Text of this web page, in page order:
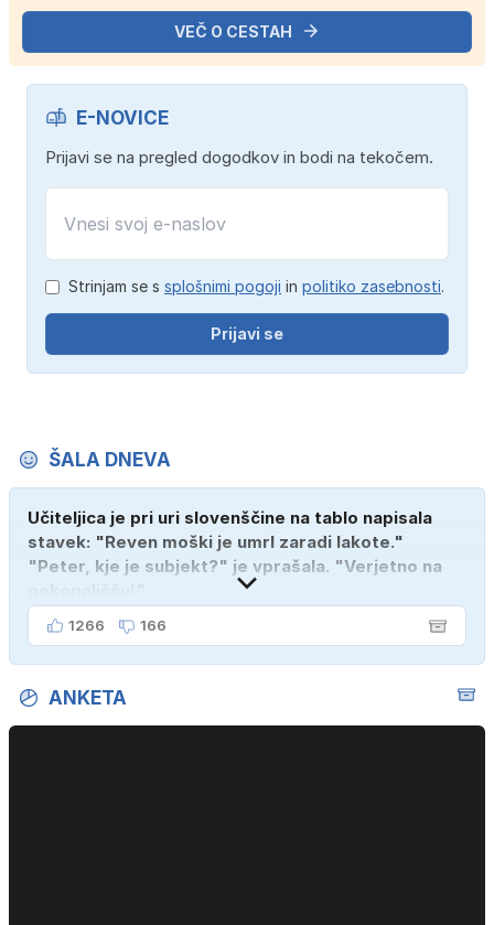
VEČ O CESTAH
E-NOVICE
Prijavi se na pregled dogodkov in bodi na tekočem.
Strinjam se s splošnimi pogoji in politiko zasebnosti.
Prijavi se
ŠALA DNEVA
Učiteljica je pri uri slovenščine na tablo napisala
stavek: "Reven moški je umrl zaradi lakote."
"Peter, kje je subjekt?" je vprašala. "Verjetno na
1266 166
ANKETA